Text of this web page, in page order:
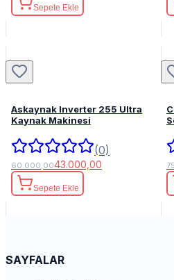
Sepete Ekle
Askaynak Inverter 255 Ultra
Kaynak Makinesi
(0)
60.000,0043.000,00
Sepete Ekle
SAYFALAR